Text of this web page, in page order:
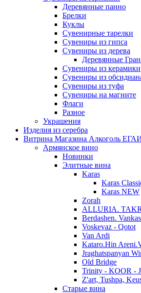
Деревянные панно
Брелки
Куклы
Сувенирные тарелки
Сувениры из гипса
Сувениры из дерева
Деревянные
Сувениры из керамики
Сувениры из
Сувениры из туфа
Сувениры на магните
Флаги
Разное
Украшения
Изделия из серебра
Витрина Магазина Алкоголь
Армянское вино
Новинки
Элитные вина
Karas
Karas
Karas NEW
Zorah
ALLURIA.
Berdashen.
Voskevaz - Qotot
Van Ardi
Kataro.Hin
Jraghatspanyan
Old Bridge
Trinity - KOOR -
Z'art, Tushpa,
Старые вина